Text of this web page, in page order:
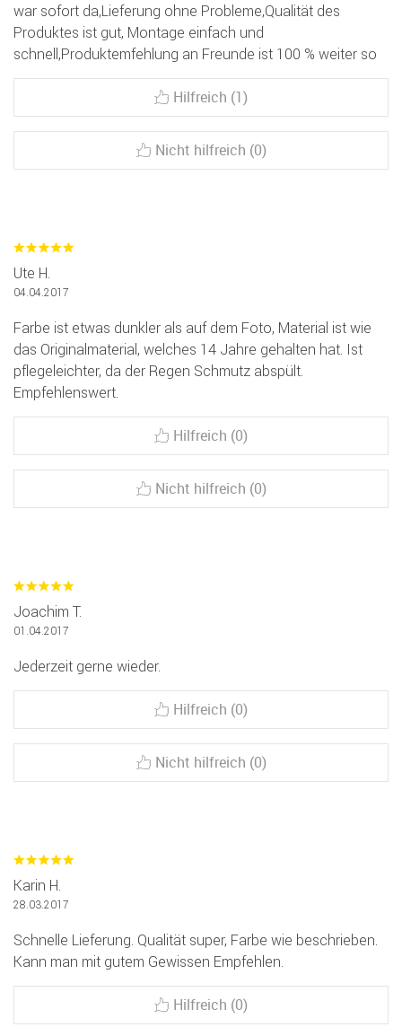
war sofort da,Lieferung ohne Probleme,Qualität des
Produktes ist gut, Montage einfach und
schnell,Produktemfehlung an Freunde ist 100 % weiter so
Hilfreich (1)
Nicht hilfreich (0)
Ute H.
04.04.2017
Farbe ist etwas dunkler als auf dem Foto, Material ist wie
das Originalmaterial, welches 14 Jahre gehalten hat. Ist
pflegeleichter, da der Regen Schmutz abspült.
Empfehlenswert.
Hilfreich (0)
Nicht hilfreich (0)
Joachim T.
01.04.2017
Jederzeit gerne wieder.
Hilfreich (0)
Nicht hilfreich (0)
Karin H.
28.03.2017
Schnelle Lieferung. Qualität super, Farbe wie beschrieben.
Kann man mit gutem Gewissen Empfehlen.
Hilfreich (0)